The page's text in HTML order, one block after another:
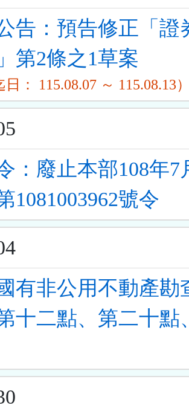
單)
告：預告修正「證
第2條之1草案
日： 115.08.07 ～ 115.08.13
：廢止本部108年7
1081003962號令
有非公用不動產勘
十二點、第二十點